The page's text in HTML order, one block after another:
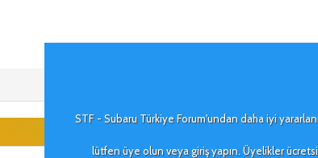
STF - Subaru Türkiye Forum'undan daha iyi
lütfen üye olun veya giriş yapın. Üyelikler